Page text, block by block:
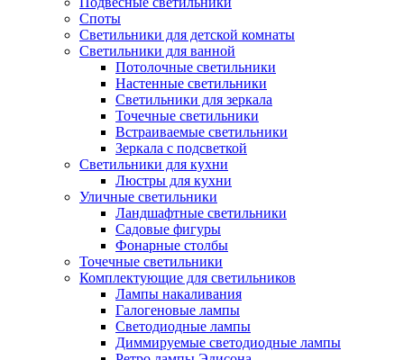
Споты
Светильники для детской комнаты
Светильники для ванной
Потолочные светильники
Настенные светильники
Светильники для зеркала
Точечные светильники
Встраиваемые светильники
Зеркала с подсветкой
Светильники для кухни
Люстры для кухни
Уличные светильники
Ландшафтные светильники
Садовые фигуры
Фонарные столбы
Точечные светильники
Комплектующие для светильников
Лампы накаливания
Галогеновые лампы
Светодиодные лампы
Диммируемые светодиодные лампы